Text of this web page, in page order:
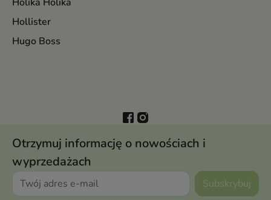
Hollister
Hugo Boss
Otrzymuj informację o nowościach i
wyprzedażach